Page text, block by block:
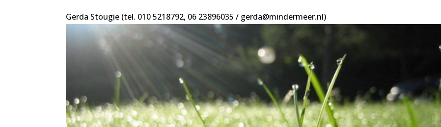
Gerda Stougie (tel. 010 5218792, 06 23896035 / gerda@mindermeer.nl)